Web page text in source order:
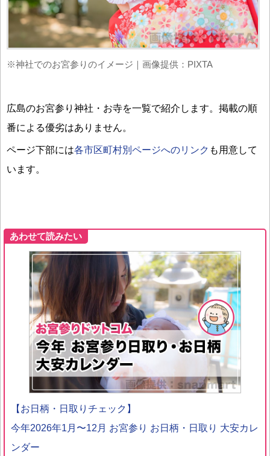
※神社でのお宮参りのイメージ｜画像提供：PIXTA
広島のお宮参り神社・お寺を一覧で紹介します。掲載の順
番による優劣はありません。
ページ下部には各市区町村別ページへのリンク も用意して
います。
あわせて読みたい
【お日柄・日取りチェック】
今年2026年1月〜12月 お宮参り お日柄・日取り 大安カレ
ンダー